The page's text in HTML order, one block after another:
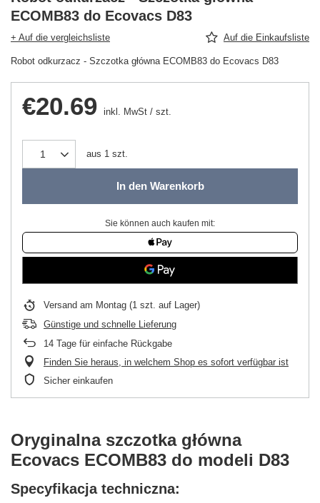
ECOMB83 do Ecovacs D83
+ Auf die vergleichsliste Auf die Einkaufsliste
Robot odkurzacz - Szczotka główna ECOMB83 do Ecovacs D83
€20.69 inkl. MwSt / szt.
aus 1 szt.
In den Warenkorb
Sie können auch kaufen mit:
Versand am Montag (1 szt. auf Lager)
Günstige und schnelle Lieferung
14 Tage für einfache Rückgabe
Finden Sie heraus, in welchem Shop es sofort verfügbar ist
Sicher einkaufen
Oryginalna szczotka główna
Ecovacs ECOMB83 do modeli D83
Specyfikacja techniczna: